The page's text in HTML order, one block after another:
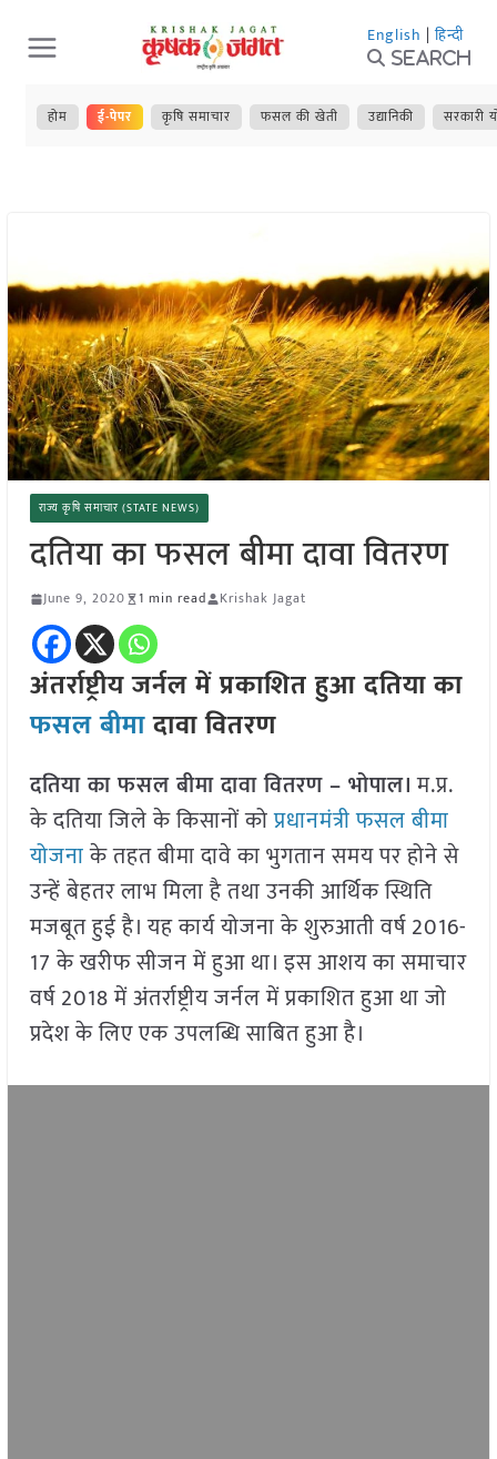
Skip
to
content
English | हिन्दी
Search
होम ई-पेपर कृषि समाचार फसल की खेती उद्यानिकी सरकारी
राज्य कृषि समाचार (STATE NEWS)
दतिया का फसल बीमा दावा वितरण
June 9, 2020 1 min read Krishak Jagat
अंतर्राष्ट्रीय जर्नल में प्रकाशित हुआ दतिया का
फसल बीमादावा वितरण
दतिया का फसल बीमा दावा वितरण – भोपाल।म.प्र.
के दतिया जिले के किसानों कोप्रधानमंत्री फसल बीमा
योजनाके तहत बीमा दावे का भुगतान समय पर होने से
उन्हें बेहतर लाभ मिला है तथा उनकी आर्थिक स्थिति
मजबूत हुई है। यह कार्य योजना के शुरुआती वर्ष 2016-
17 के खरीफ सीजन में हुआ था। इस आशय का समाचार
वर्ष 2018 में अंतर्राष्ट्रीय जर्नल में प्रकाशित हुआ था जो
प्रदेश के लिए एक उपलब्धि साबित हुआ है।